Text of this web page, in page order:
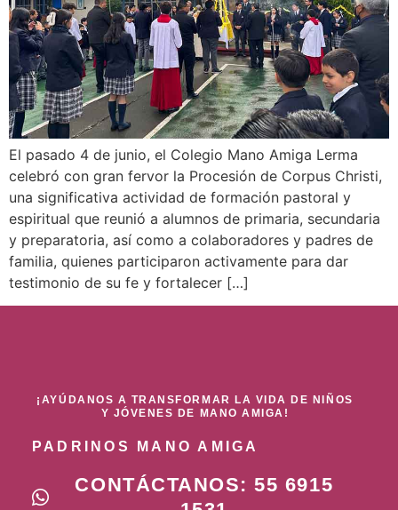
El pasado 4 de junio, el Colegio Mano Amiga Lerma
celebró con gran fervor la Procesión de Corpus Christi,
una significativa actividad de formación pastoral y
espiritual que reunió a alumnos de primaria, secundaria
y preparatoria, así como a colaboradores y padres de
familia, quienes participaron activamente para dar
testimonio de su fe y fortalecer […]
¡AYÚDANOS A TRANSFORMAR LA VIDA DE NIÑOS
Y JÓVENES DE MANO AMIGA!
PADRINOS MANO AMIGA
CONTÁCTANOS: 55 6915